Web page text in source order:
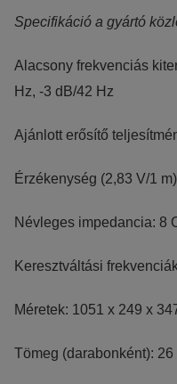
Specifikáció a gyártó
Alacsony frekvenciás
Hz, -3 dB/42 Hz
Ajánlott erősítő
Érzékenység (2,83 V/1
Névleges impedancia: 8
Keresztváltási
Méretek: 1051 x 249 x
Tömeg (darabonként): 26